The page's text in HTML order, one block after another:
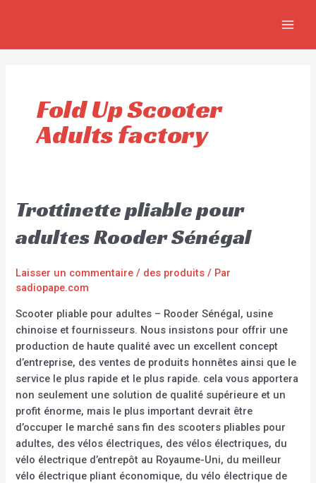
Fold Up Scooter
Adults factory
Trottinette pliable pour
adultes Rooder Sénégal
Laisser un commentaire / des produits / Par
sadiopape.com
Scooter pliable pour adultes – Rooder Sénégal, usine
chinoise et fournisseurs. Nous insistons pour offrir une
production de haute qualité avec un excellent concept
d’entreprise, des ventes de produits honnêtes ainsi que le
service le plus rapide et le plus rapide. cela vous apportera
non seulement une solution de qualité supérieure et un
profit énorme, mais le plus important devrait être
d’occuper le marché sans fin des scooters pliables pour
adultes, des vélos électriques, des vélos électriques, du
vélo électrique d’entrepôt au Royaume-Uni, du meilleur
vélo électrique pliant économique, du vélo électrique de